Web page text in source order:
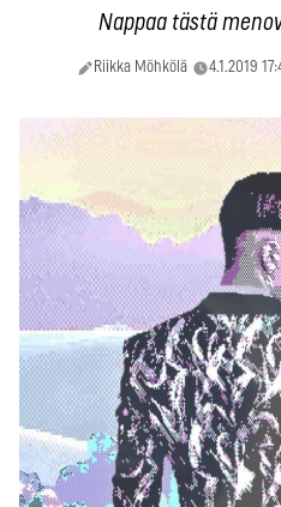
Nappaa tästä
Riikka Möhkölä 4.1.2019